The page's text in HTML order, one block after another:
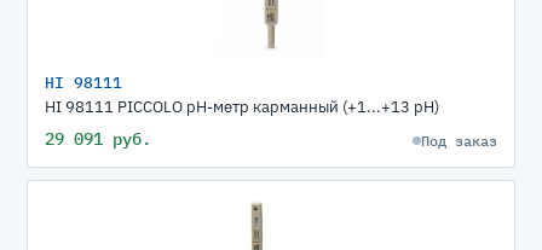
HI 98111
HI 98111 PICCOLO рН-метр карманный (+1...+13 pH)
29 091 руб. Под заказ